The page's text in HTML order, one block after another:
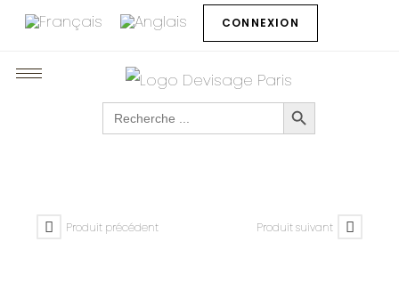
CONNEXION
Search
for:
SEARCH BUTTON
Produit précédent Produit suivant